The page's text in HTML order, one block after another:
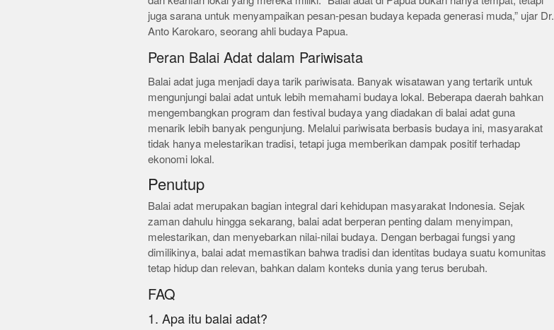
juga sarana untuk menyampaikan pesan-pesan budaya kepada generasi muda,” ujar Dr.
Anto Karokaro, seorang ahli budaya Papua.
Peran Balai Adat dalam Pariwisata
Balai adat juga menjadi daya tarik pariwisata. Banyak wisatawan yang tertarik untuk
mengunjungi balai adat untuk lebih memahami budaya lokal. Beberapa daerah bahkan
mengembangkan program dan festival budaya yang diadakan di balai adat guna
menarik lebih banyak pengunjung. Melalui pariwisata berbasis budaya ini, masyarakat
tidak hanya melestarikan tradisi, tetapi juga memberikan dampak positif terhadap
ekonomi lokal.
Penutup
Balai adat merupakan bagian integral dari kehidupan masyarakat Indonesia. Sejak
zaman dahulu hingga sekarang, balai adat berperan penting dalam menyimpan,
melestarikan, dan menyebarkan nilai-nilai budaya. Dengan berbagai fungsi yang
dimilikinya, balai adat memastikan bahwa tradisi dan identitas budaya suatu komunitas
tetap hidup dan relevan, bahkan dalam konteks dunia yang terus berubah.
FAQ
1. Apa itu balai adat?